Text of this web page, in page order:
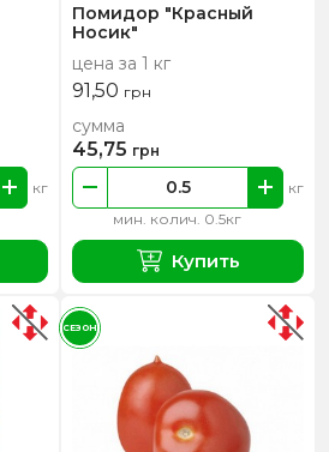
кг
Помидор "Красный
Носик"
цена за 1 кг
91,50 грн
мин. колич. 0.5кг
кг
сумма
45,75 грн
Купить
СЕЗОН